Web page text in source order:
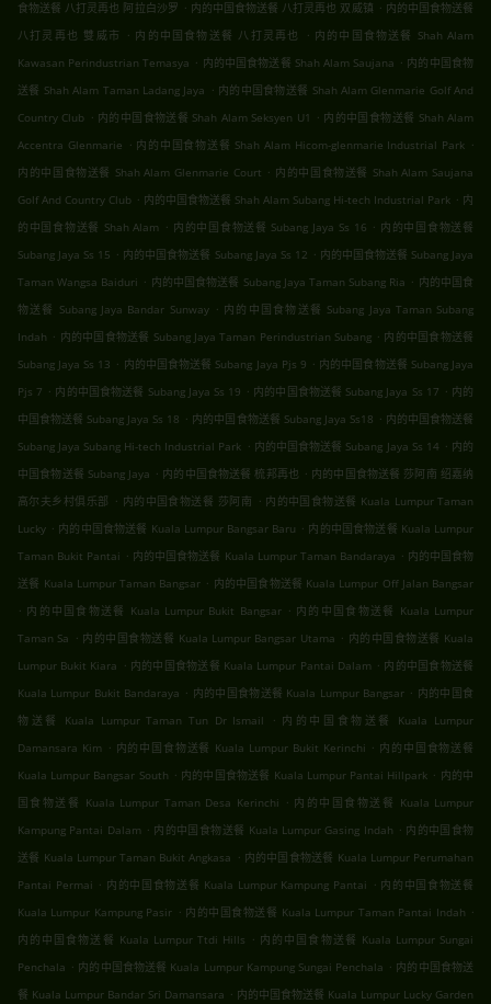
食物送餐 八打灵再也 阿拉白沙罗 . 内的中国食物送餐 八打灵再也 双威镇 . 内的中国食物送餐
八打灵再也 雙威市
. 内的中国食物送餐 八打灵再也 . 内的中国食物送餐 Shah Alam
Kawasan Perindustrian Temasya . 内的中国食物送餐 Shah Alam Saujana . 内的中国食物
送餐 Shah Alam Taman Ladang Jaya . 内的中国食物送餐 Shah Alam Glenmarie Golf And
Country Club . 内的中国食物送餐 Shah Alam Seksyen U1 . 内的中国食物送餐 Shah Alam
Accentra Glenmarie . 内的中国食物送餐 Shah Alam Hicom-glenmarie Industrial Park .
内的中国食物送餐 Shah Alam Glenmarie Court . 内的中国食物送餐 Shah Alam Saujana
Golf And Country Club . 内的中国食物送餐 Shah Alam Subang Hi-tech Industrial Park . 内
的中国食物送餐 Shah Alam . 内的中国食物送餐 Subang Jaya Ss 16 . 内的中国食物送餐
Subang Jaya Ss 15 . 内的中国食物送餐 Subang Jaya Ss 12 . 内的中国食物送餐 Subang Jaya
Taman Wangsa Baiduri . 内的中国食物送餐 Subang Jaya Taman Subang Ria . 内的中国食
物送餐 Subang Jaya Bandar Sunway . 内的中国食物送餐 Subang Jaya Taman Subang
Indah . 内的中国食物送餐 Subang Jaya Taman Perindustrian Subang . 内的中国食物送餐
Subang Jaya Ss 13 . 内的中国食物送餐 Subang Jaya Pjs 9 . 内的中国食物送餐 Subang Jaya
Pjs 7 . 内的中国食物送餐 Subang Jaya Ss 19 . 内的中国食物送餐 Subang Jaya Ss 17 . 内的
中国食物送餐 Subang Jaya Ss 18 . 内的中国食物送餐 Subang Jaya Ss18 . 内的中国食物送餐
Subang Jaya Subang Hi-tech Industrial Park . 内的中国食物送餐 Subang Jaya Ss 14 . 内的
中国食物送餐 Subang Jaya . 内的中国食物送餐 梳邦再也 . 内的中国食物送餐 莎阿南 绍嘉纳
高尔夫乡村俱乐部
. 内的中国食物送餐 莎阿南 . 内的中国食物送餐 Kuala Lumpur Taman
Lucky . 内的中国食物送餐 Kuala Lumpur Bangsar Baru . 内的中国食物送餐 Kuala Lumpur
Taman Bukit Pantai . 内的中国食物送餐 Kuala Lumpur Taman Bandaraya . 内的中国食物
送餐 Kuala Lumpur Taman Bangsar . 内的中国食物送餐 Kuala Lumpur Off Jalan Bangsar
. 内的中国食物送餐 Kuala Lumpur Bukit Bangsar . 内的中国食物送餐 Kuala Lumpur
Taman Sa . 内的中国食物送餐 Kuala Lumpur Bangsar Utama . 内的中国食物送餐 Kuala
Lumpur Bukit Kiara . 内的中国食物送餐 Kuala Lumpur Pantai Dalam . 内的中国食物送餐
Kuala Lumpur Bukit Bandaraya . 内的中国食物送餐 Kuala Lumpur Bangsar . 内的中国食
物送餐 Kuala Lumpur Taman Tun Dr Ismail
. 内的中国食物送餐 Kuala Lumpur
Damansara Kim . 内的中国食物送餐 Kuala Lumpur Bukit Kerinchi . 内的中国食物送餐
Kuala Lumpur Bangsar South . 内的中国食物送餐 Kuala Lumpur Pantai Hillpark . 内的中
国食物送餐 Kuala Lumpur Taman Desa Kerinchi . 内的中国食物送餐 Kuala Lumpur
Kampung Pantai Dalam . 内的中国食物送餐 Kuala Lumpur Gasing Indah . 内的中国食物
送餐 Kuala Lumpur Taman Bukit Angkasa . 内的中国食物送餐 Kuala Lumpur Perumahan
Pantai Permai . 内的中国食物送餐 Kuala Lumpur Kampung Pantai . 内的中国食物送餐
Kuala Lumpur Kampung Pasir . 内的中国食物送餐 Kuala Lumpur Taman Pantai Indah .
内的中国食物送餐 Kuala Lumpur Ttdi Hills . 内的中国食物送餐 Kuala Lumpur Sungai
Penchala . 内的中国食物送餐 Kuala Lumpur Kampung Sungai Penchala . 内的中国食物送
餐 Kuala Lumpur Bandar Sri Damansara . 内的中国食物送餐 Kuala Lumpur Lucky Garden